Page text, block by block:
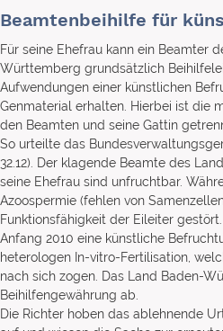
Beamtenbeihilfe für
Für seine Ehefrau kann ein Beamter
Württemberg grundsätzlich
Aufwendungen einer künstlichen
Genmaterial erhalten. Hierbei ist die
den Beamten und seine Gattin
So urteilte das
32.12). Der klagende Beamte des
seine Ehefrau sind unfruchtbar.
Azoospermie (fehlen von
Funktionsfähigkeit der Eileiter
Anfang 2010 eine künstliche
heterologen In-vitro-Fertilisation,
nach sich zogen. Das Land Baden-
Beihilfengewährung ab.
Die Richter hoben das ablehnende